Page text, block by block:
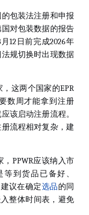
的包装法注册和申报
对包装数据的报告
12日前完成2026年
规切换时出现数据
，这两个国家的EPR
数周才能拿到注册
该启动注册流程。
流程相对复杂，建
，PPWR应该纳入市
到货品已备好、
议在确定选品的同
整体时间表，避免